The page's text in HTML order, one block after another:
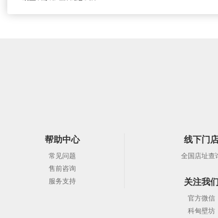
帮助中心
常见问题
售前咨询
服务支持
线下门
全国店址查
关注我
官方微信
科甸壁坊